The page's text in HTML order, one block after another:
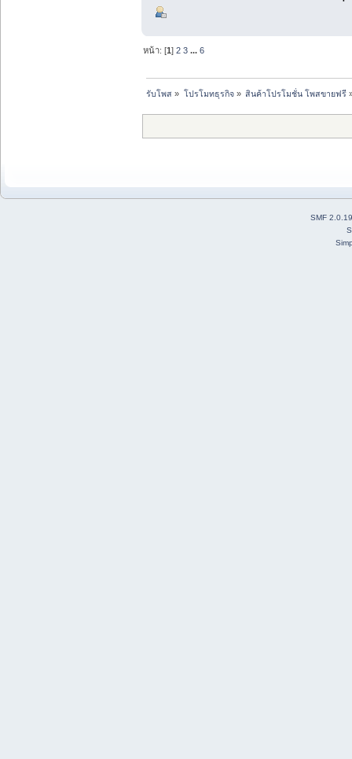
หน้า: [1]2 3 ...6
รับโพส » โปรโมทธุรกิจ» สินค้าโปรโมชั่น โพสขายฟรี
SMF 2.0.19